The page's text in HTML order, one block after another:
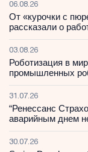
06.08.26
От «курочки с
рассказали о
03.08.26
Роботизация в
промышленных
31.07.26
“Ренессанс
аварийным днем
30.07.26